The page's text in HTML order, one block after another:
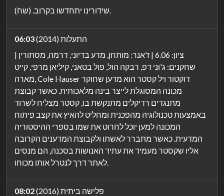
שידורינו יתחדשו בקרוב. (שח).
06:03
התעלות (2014)
ציון: 6.06 | ז'אנר: מותחן, מדע בדיוני, דרמה, מסתורין |
שחקנים: ג'וני דפ, רבקה הול, פול בטאני, קיליאן מרפי, קייט
מארה, Cole Hauser דוקטור ויל קסטר הוא מדען שחוקר
מכונה המסוגלת לייצר בינה מלאכותית. כאשר קבוצת
מתנגדים רדיקלים מתנקשת בו, קסטר מצליח לשרוד
באמצעות טכנולוגיה מהפכנית ומחליט להאיץ את קצב פיתוח
המכונה למען יוכל לחרוט את שמו בספרי ההיסטוריה
המדעית. כאשר מתברר לאשתו ולקבוצת המדענים הקרובה
אליו שקסטר מעמיד את עתיד האנושות בסכנה, הם מנסים
לאתר דרך לנטרל אותו מכוחו.
08:02
פלישה ביתית (2016)